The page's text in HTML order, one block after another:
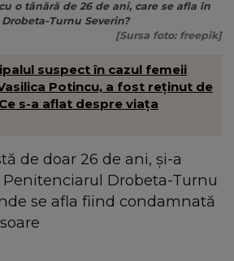
o tânără de 26 de ani, care se afla în
Turnu Severin?
[Sursa foto: freepik]
suspect în cazul femeii
Potincu, a fost reținut de
s-a aflat despre viața
de doar 26 de ani, și-a
Drobeta-Turnu
se afla fiind condamnată